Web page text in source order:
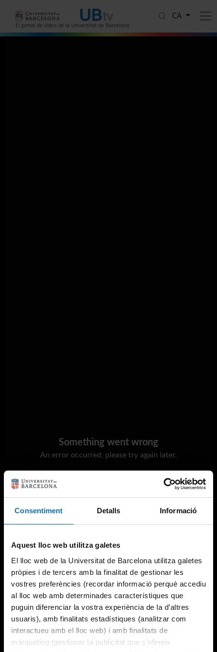
Consentiment Detalls Informació
Aquest lloc web utilitza galetes
El lloc web de la Universitat de Barcelona utilitza galetes
pròpies i de tercers amb la finalitat de gestionar les
vostres preferències (recordar informació perquè accediu
al lloc web amb determinades característiques que
puguin diferenciar la vostra experiència de la d’altres
usuaris), amb finalitats estadístiques (analitzar com
interactueu amb el lloc web) i amb finalitats de
màrqueting (gestionar la publicitat que s’ofereix
El portal de vídeo de la Universitat de Barcelona
CA
Something went wrong
An error occurred, please try again later.
Try again